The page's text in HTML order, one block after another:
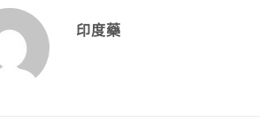
印度藥